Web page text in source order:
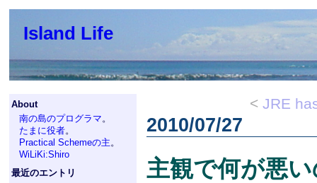
Island Life
About
南の島のプログラマ。
たまに役者。
Practical Schemeの主。
WiLiKi:Shiro
最近のエントリ
< JRE
2010/07/27
主観で何が悪